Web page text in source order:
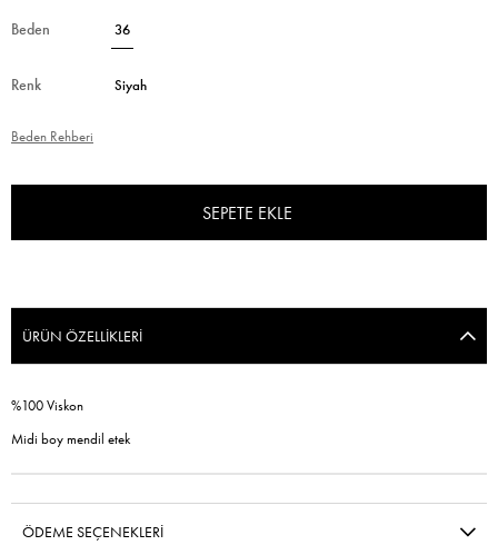
Beden 36
Renk Siyah
Beden Rehberi
ÜRÜN ÖZELLIKLERI
%100 Viskon
Midi boy mendil etek
ÖDEME SEÇENEKLERI